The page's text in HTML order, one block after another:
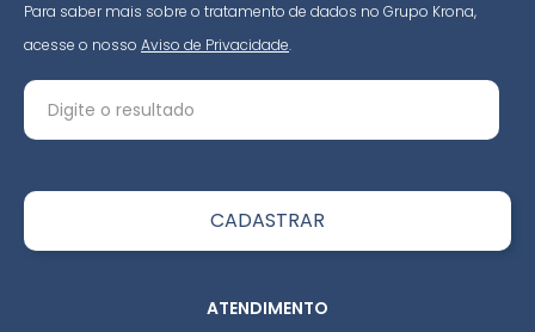
Para saber mais sobre o tratamento de dados no Grupo Krona,
acesse o nosso Aviso de Privacidade.
ATENDIMENTO